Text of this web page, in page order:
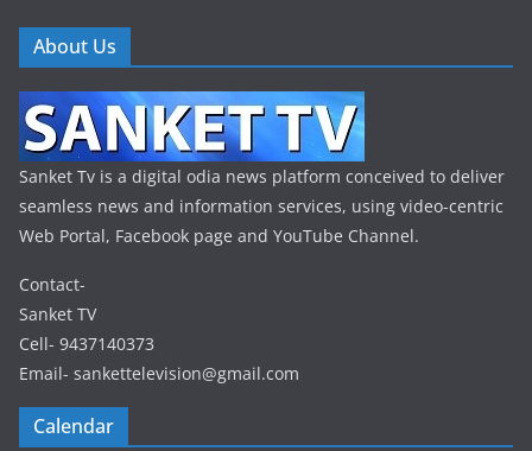
About Us
Sanket Tv is a digital odia news platform conceived to deliver
seamless news and information services, using video-centric
Web Portal, Facebook page and YouTube Channel.
Contact-
Sanket TV
Cell- 9437140373
Email- sankettelevision@gmail.com
Calendar